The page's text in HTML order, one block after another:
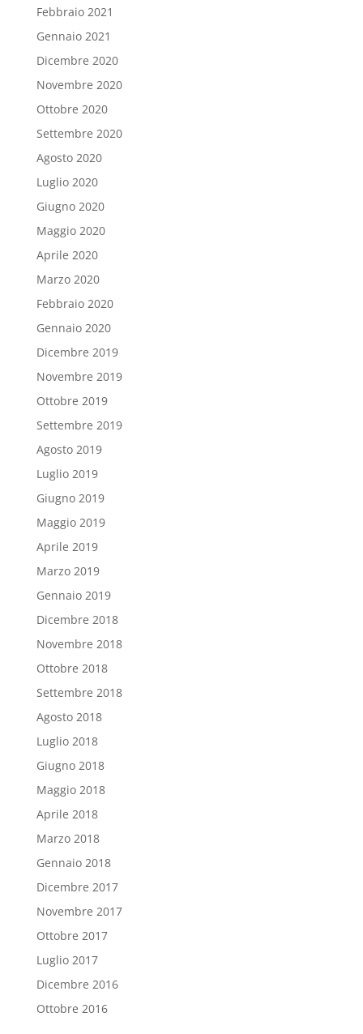
Febbraio 2021
Gennaio 2021
Dicembre 2020
Novembre 2020
Ottobre 2020
Settembre 2020
Agosto 2020
Luglio 2020
Giugno 2020
Maggio 2020
Aprile 2020
Marzo 2020
Febbraio 2020
Gennaio 2020
Dicembre 2019
Novembre 2019
Ottobre 2019
Settembre 2019
Agosto 2019
Luglio 2019
Giugno 2019
Maggio 2019
Aprile 2019
Marzo 2019
Gennaio 2019
Dicembre 2018
Novembre 2018
Ottobre 2018
Settembre 2018
Agosto 2018
Luglio 2018
Giugno 2018
Maggio 2018
Aprile 2018
Marzo 2018
Gennaio 2018
Dicembre 2017
Novembre 2017
Ottobre 2017
Luglio 2017
Dicembre 2016
Ottobre 2016